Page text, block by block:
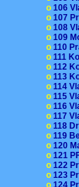
o 106
o 107
o 108
o 109
o 110
o 111
o 112
o 113
o 114
o 115
o 116
o 117
o 118
o 119
o 120
o 121
o 122
o 123
o 124